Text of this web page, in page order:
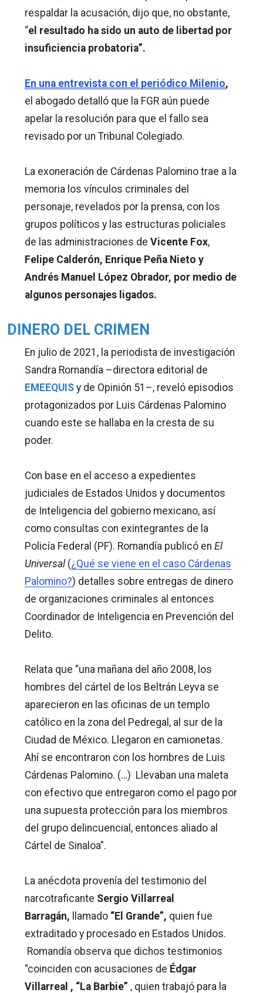
respaldar la acusación, dijo que, no obstante,
“el resultado ha sido un auto de libertad por
insuficiencia probatoria”.
En una entrevista con el periódico Milenio,
el abogado detalló que la FGR aún puede
apelar la resolución para que el fallo sea
revisado por un Tribunal Colegiado.
La exoneración de Cárdenas Palomino trae a la
memoria los vínculos criminales del
personaje, revelados por la prensa, con los
grupos políticos y las estructuras policiales
de las administraciones de Vicente Fox,
Felipe Calderón, Enrique Peña Nieto y
Andrés Manuel López Obrador, por medio de
algunos personajes ligados.
DINERO DEL CRIMEN
En julio de 2021, la periodista de investigación
Sandra Romandía –directora editorial de
EMEEQUIS y de Opinión 51–, reveló episodios
protagonizados por Luis Cárdenas Palomino
cuando este se hallaba en la cresta de su
poder.
Con base en el acceso a expedientes
judiciales de Estados Unidos y documentos
de Inteligencia del gobierno mexicano, así
como consultas con exintegrantes de la
Policía Federal (PF). Romandía publicó en El
Universal(¿Qué se viene en el caso Cárdenas
Palomino?) detalles sobre entregas de dinero
de organizaciones criminales al entonces
Coordinador de Inteligencia en Prevención del
Delito.
Relata que “una mañana del año 2008, los
hombres del cártel de los Beltrán Leyva se
aparecieron en las oficinas de un templo
católico en la zona del Pedregal, al sur de la
Ciudad de México. Llegaron en camionetas.
Ahí se encontraron con los hombres de Luis
Cárdenas Palomino. (…) Llevaban una maleta
con efectivo que entregaron como el pago por
una supuesta protección para los miembros
del grupo delincuencial, entonces aliado al
Cártel de Sinaloa”.
La anécdota provenía del testimonio del
narcotraficante Sergio Villarreal
Barragán,
llamado “El Grande”, quien fue
extraditado y procesado en Estados Unidos.
Romandía observa que dichos testimonios
“coinciden con acusaciones de Édgar
Villarreal , “La Barbie” , quien trabajó para la